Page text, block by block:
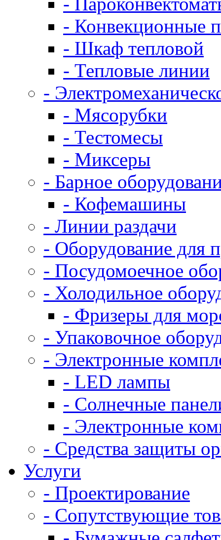
- Конвекционные
- Шкаф тепловой
- Тепловые линии
-
- Мясорубки
- Тестомесы
- Миксеры
- Барное
- Кофемашины
- Линии раздачи
- Оборудование для
- Посудомоечное
- Холодильное
- Фризеры для
- Упаковочное
- Электронные
- LED лампы
- Солнечные
- Электронные
- Средства защиты
Услуги
- Проектирование
- Сопутствующие